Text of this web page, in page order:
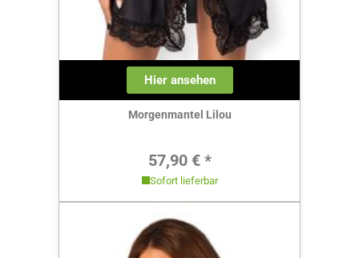
Hier ansehen
Morgenmantel Lilou
Regulärer Preis:
57,90 € *
Sofort lieferbar